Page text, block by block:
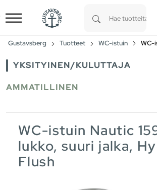
Skip to main content
Gustavsberg Tuotteet WC-istuin WC-
YKSITYINEN/KULUTTAJA
AMMATILLINEN
WC-istuin Nautic
lukko, suuri jalka,
Flush